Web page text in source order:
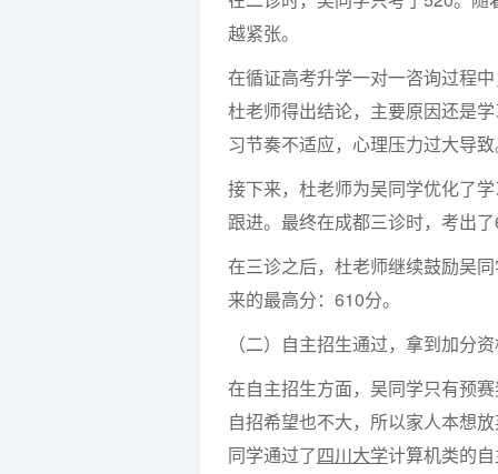
越紧张。
在循证高考升学一对一咨询过程
杜老师得出结论，主要原因还是
习节奏不适应，心理压力过大导
接下来，杜老师为吴同学优化了
跟进。最终在成都三诊时，考出
在三诊之后，杜老师继续鼓励吴
来的最高分：610分。
（二）自主招生通过，拿到加分
在自主招生方面，吴同学只有预
自招希望也不大，所以家人本想
同学通过了四川大学计算机类的